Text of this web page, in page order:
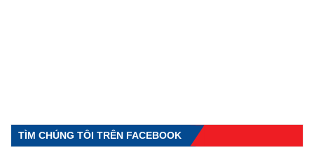
TÌM CHÚNG TÔI TRÊN FACEBOOK